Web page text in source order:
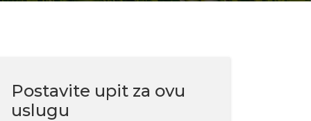
Postavite upit za ovu
uslugu